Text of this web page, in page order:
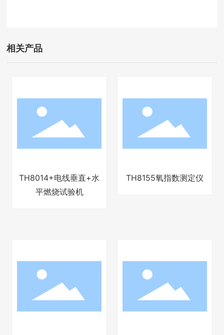
相关产品
TH8014+电线垂直+水
平燃烧试验机
TH8155氧指数测定仪